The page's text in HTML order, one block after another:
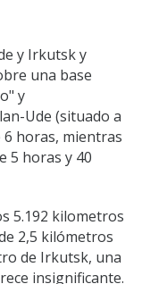
y Irkutsk y
una base
y
Ude (situado a
6 horas, mientras
5 horas y 40
5.192 kilometros
2,5 kilómetros
de Irkutsk, una
insignificante.